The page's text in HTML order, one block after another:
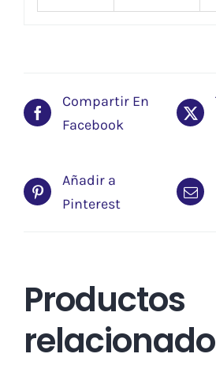
Compartir En
Facebook
Añadir a
Pinterest
Productos